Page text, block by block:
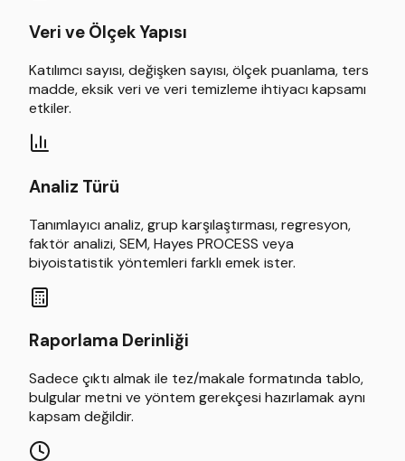
Veri ve Ölçek Yapısı
Katılımcı sayısı, değişken sayısı, ölçek puanlama, ters
madde, eksik veri ve veri temizleme ihtiyacı kapsamı
etkiler.
Analiz Türü
Tanımlayıcı analiz, grup karşılaştırması, regresyon,
faktör analizi, SEM, Hayes PROCESS veya
biyoistatistik yöntemleri farklı emek ister.
Raporlama Derinliği
Sadece çıktı almak ile tez/makale formatında tablo,
bulgular metni ve yöntem gerekçesi hazırlamak aynı
kapsam değildir.